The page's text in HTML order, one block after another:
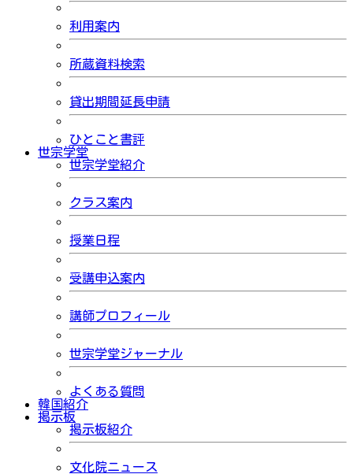
利用案内
所蔵資料検索
貸出期間延長申請
ひとこと書評
世宗学堂
世宗学堂紹介
クラス案内
授業日程
受講申込案内
講師プロフィール
世宗学堂ジャーナル
よくある質問
韓国紹介
掲示板
掲示板紹介
文化院ニュース